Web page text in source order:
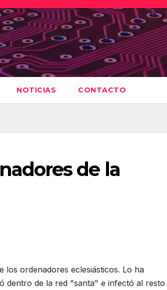
NOTICIAS CONTACTO
de la
los ordenadores eclesiásticos. Lo ha
dentro de la red "santa" e infectó al resto